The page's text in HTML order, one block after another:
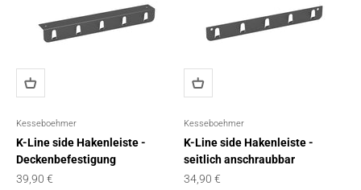
Kesseboehmer
K-Line side Hakenleiste -
Deckenbefestigung
Angebot
39,90 €
Kesseboehmer
K-Line side Hakenleiste -
seitlich anschraubbar
Angebot
34,90 €